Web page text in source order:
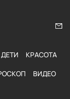
ДЕТИ КРАСОТА
ВИДЕО